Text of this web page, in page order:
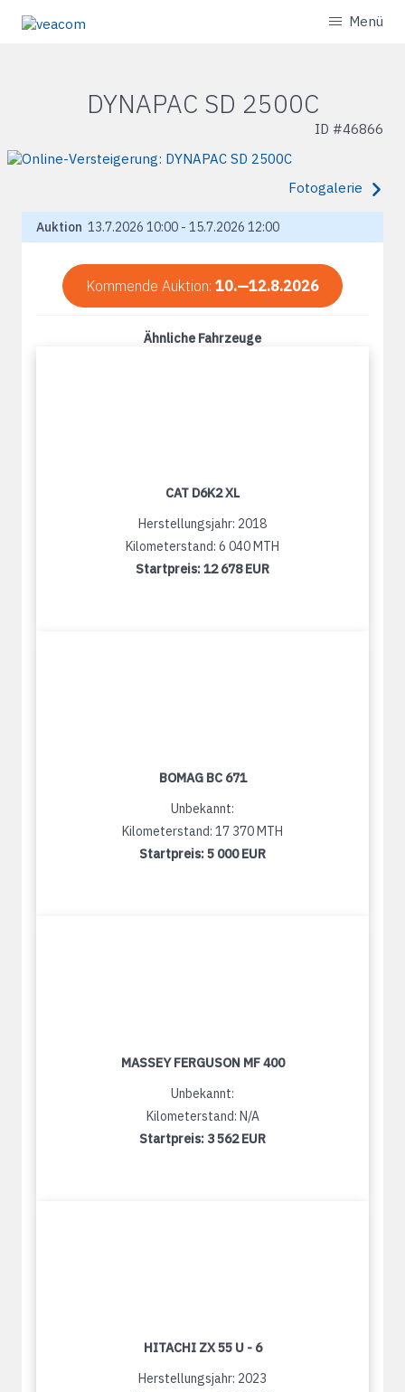
Menü
DYNAPAC SD 2500C
ID #46866
Fotogalerie
Auktion 13.7.2026 10:00 - 15.7.2026 12:00
Kommende Auktion: 10.—12.8.2026
Ähnliche Fahrzeuge
CAT D6K2 XL
Herstellungsjahr: 2018
Kilometerstand: 6 040 MTH
Startpreis:12 678 EUR
BOMAG BC 671
Unbekannt:
Kilometerstand: 17 370 MTH
Startpreis:5 000 EUR
MASSEY FERGUSON MF 400
Unbekannt:
Kilometerstand: N/A
Startpreis: 3 562 EUR
HITACHI ZX 55 U - 6
Herstellungsjahr: 2023